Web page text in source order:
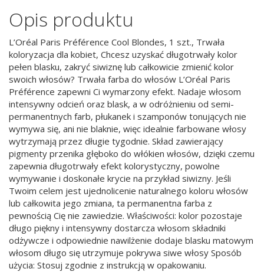
Opis produktu
L’Oréal Paris Préférence Cool Blondes, 1 szt., Trwała
koloryzacja dla kobiet, Chcesz uzyskać długotrwały kolor
pełen blasku, zakryć siwiznę lub całkowicie zmienić kolor
swoich włosów? Trwała farba do włosów L’Oréal Paris
Préférence zapewni Ci wymarzony efekt. Nadaje włosom
intensywny odcień oraz blask, a w odróżnieniu od semi-
permanentnych farb, płukanek i szamponów tonujących nie
wymywa się, ani nie blaknie, więc idealnie farbowane włosy
wytrzymają przez długie tygodnie. Skład zawierający
pigmenty przenika głęboko do włókien włosów, dzięki czemu
zapewnia długotrwały efekt kolorystyczny, powolne
wymywanie i doskonałe krycie na przykład siwizny. Jeśli
Twoim celem jest ujednolicenie naturalnego koloru włosów
lub całkowita jego zmiana, ta permanentna farba z
pewnością Cię nie zawiedzie. Właściwości: kolor pozostaje
długo piękny i intensywny dostarcza włosom składniki
odżywcze i odpowiednie nawilżenie dodaje blasku matowym
włosom długo się utrzymuje pokrywa siwe włosy Sposób
użycia: Stosuj zgodnie z instrukcją w opakowaniu.